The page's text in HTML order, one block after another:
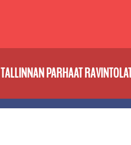
TALLINNAN PARHAAT